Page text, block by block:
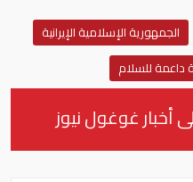
الجمهورية الإسلامية الإيرانية
داعمة للسلام
أخبار غوغول نيوز